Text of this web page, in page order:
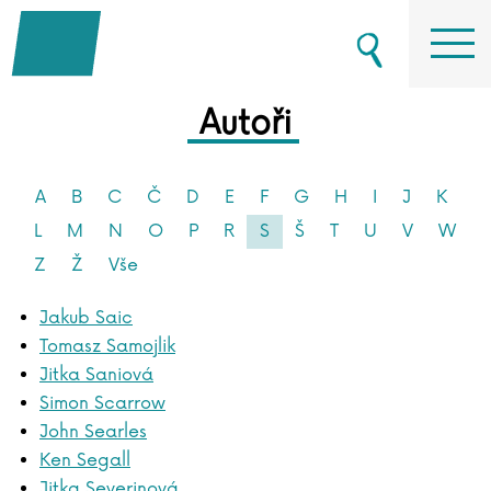
Autoři
A B C Č D E F G H I J
K
L
M N O P R S Š T U V
W
Z
Ž Vše
Jakub Saic
Tomasz Samojlik
Jitka Saniová
Simon Scarrow
John Searles
Ken Segall